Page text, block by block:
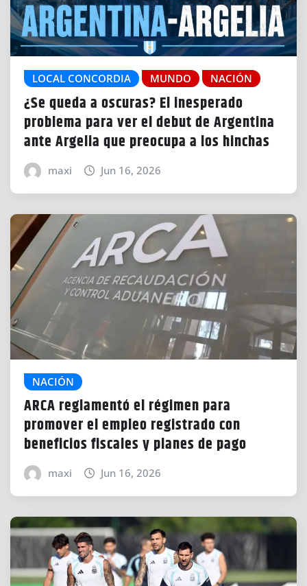
LOCAL CONCORDIA MUNDO NACIÓN
¿Se queda a oscuras? El inesperado
problema para ver el debut de Argentina
ante Argelia que preocupa a los hinchas
maxi Jun 16, 2026
NACIÓN
ARCA reglamentó el régimen para
promover el empleo registrado con
beneficios fiscales y planes de pago
maxi Jun 16, 2026